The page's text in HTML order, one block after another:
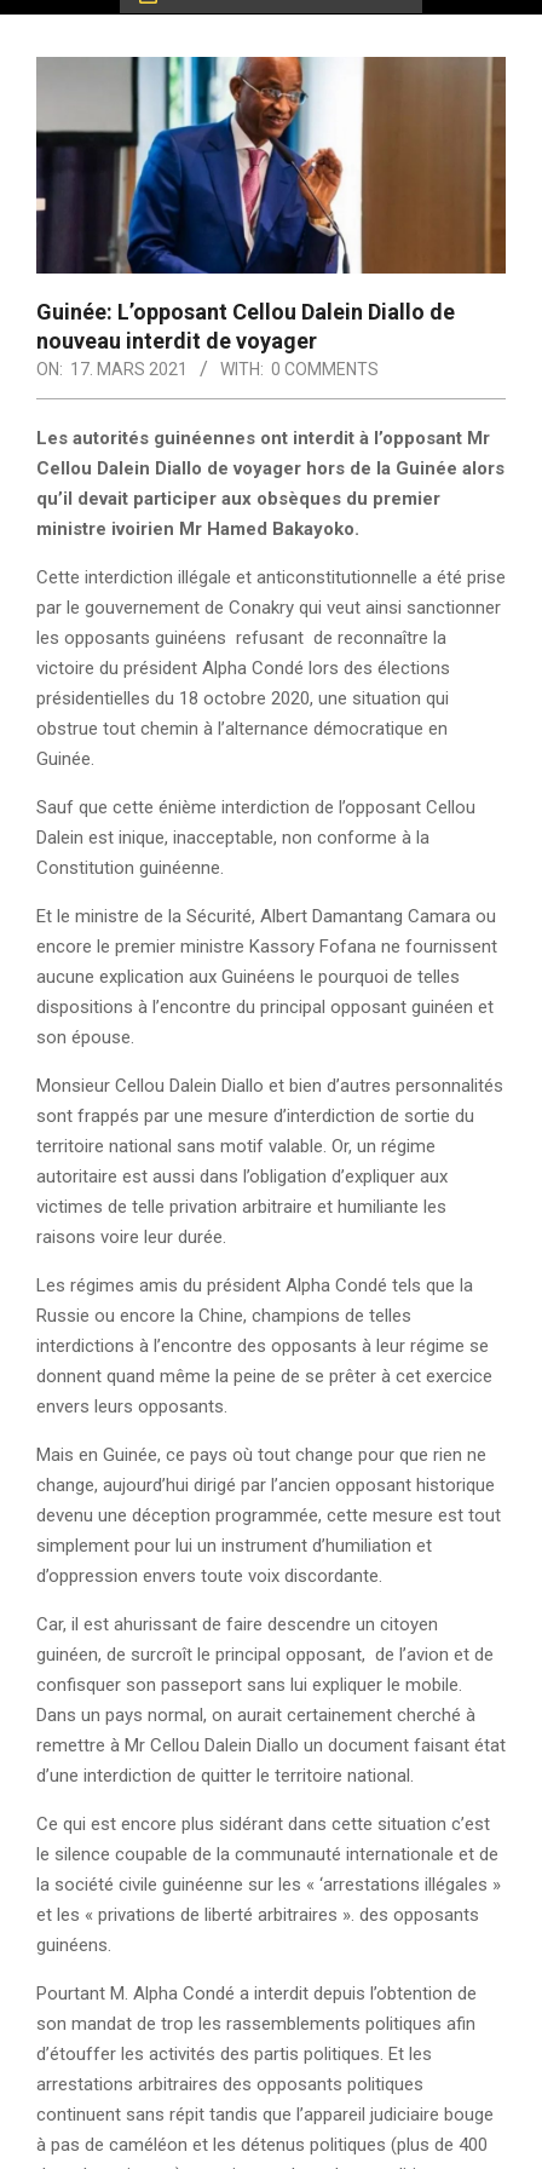
Guinée: L’opposant Cellou Dalein Diallo de
nouveau interdit de voyager
ON: 17. MARS 2021 WITH: 0 COMMENTS
Les autorités guinéennes ont interdit à l’opposant Mr
Cellou Dalein Diallo de voyager hors de la Guinée alors
qu’il devait participer aux obsèques du premier
ministre ivoirien Mr Hamed Bakayoko.
Cette interdiction illégale et anticonstitutionnelle a été prise
par le gouvernement de Conakry qui veut ainsi sanctionner
les opposants guinéens refusant de reconnaître la
victoire du président Alpha Condé lors des élections
présidentielles du 18 octobre 2020, une situation qui
obstrue tout chemin à l’alternance démocratique en
Guinée.
Sauf que cette énième interdiction de l’opposant Cellou
Dalein est inique, inacceptable, non conforme à la
Constitution guinéenne.
Et le ministre de la Sécurité, Albert Damantang Camara ou
encore le premier ministre Kassory Fofana ne fournissent
aucune explication aux Guinéens le pourquoi de telles
dispositions à l’encontre du principal opposant guinéen et
son épouse.
Monsieur Cellou Dalein Diallo et bien d’autres personnalités
sont frappés par une mesure d’interdiction de sortie du
territoire national sans motif valable. Or, un régime
autoritaire est aussi dans l’obligation d’expliquer aux
victimes de telle privation arbitraire et humiliante les
raisons voire leur durée.
Les régimes amis du président Alpha Condé tels que la
Russie ou encore la Chine, champions de telles
interdictions à l’encontre des opposants à leur régime se
donnent quand même la peine de se prêter à cet exercice
envers leurs opposants.
Mais en Guinée, ce pays où tout change pour que rien ne
change, aujourd’hui dirigé par l’ancien opposant historique
devenu une déception programmée, cette mesure est tout
simplement pour lui un instrument d’humiliation et
d’oppression envers toute voix discordante.
Car, il est ahurissant de faire descendre un citoyen
guinéen, de surcroît le principal opposant, de l’avion et de
confisquer son passeport sans lui expliquer le mobile.
Dans un pays normal, on aurait certainement cherché à
remettre à Mr Cellou Dalein Diallo un document faisant état
d’une interdiction de quitter le territoire national.
Ce qui est encore plus sidérant dans cette situation c’est
le silence coupable de la communauté internationale et de
la société civile guinéenne sur les « ‘arrestations illégales »
et les « privations de liberté arbitraires ». des opposants
guinéens.
Pourtant M. Alpha Condé a interdit depuis l’obtention de
son mandat de trop les rassemblements politiques afin
d’étouffer les activités des partis politiques. Et les
arrestations arbitraires des opposants politiques
continuent sans répit tandis que l’appareil judiciaire bouge
à pas de caméléon et les détenus politiques (plus de 400